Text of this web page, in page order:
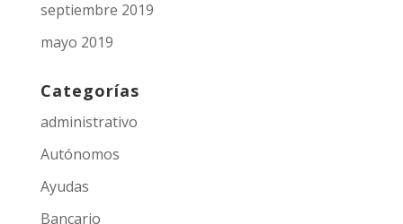
septiembre 2019
mayo 2019
Categorías
administrativo
Autónomos
Ayudas
Bancario